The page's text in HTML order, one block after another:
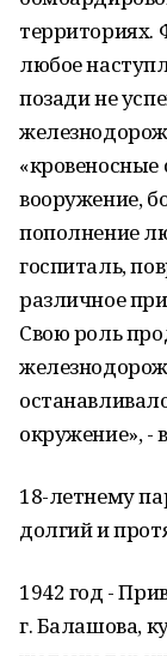
территориях.
любое
позади не
вооружение,
пополнение
госпиталь,
различное
Свою роль
окружение», -
18-летнему
долгий и
1942 год -
г. Балашова,